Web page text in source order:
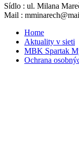
Sídlo : ul. Milana
Mail :
Home
Aktuality v sieti
MBK Spartak
Ochrana